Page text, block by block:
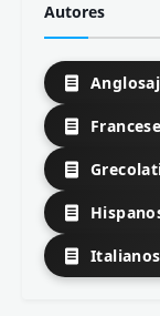
Autores
Italianos